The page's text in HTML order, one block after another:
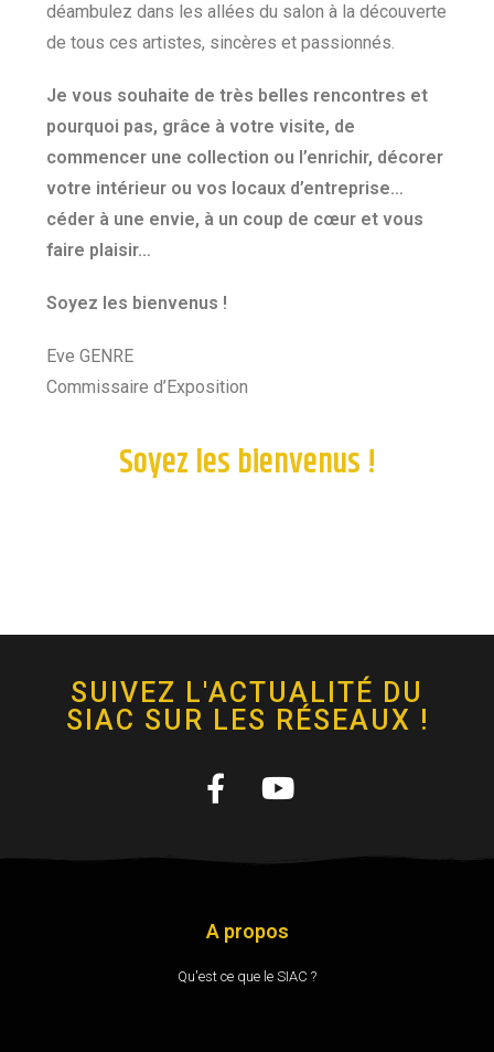
déambulez dans les allées du salon à la découverte
de tous ces artistes, sincères et passionnés.
Je vous souhaite de très belles rencontres et
pourquoi pas, grâce à votre visite, de
commencer une collection ou l’enrichir, décorer
votre intérieur ou vos locaux d’entreprise…
céder à une envie, à un coup de cœur et vous
faire plaisir…
Soyez les bienvenus !
Eve GENRE
Commissaire d’Exposition
Soyez les bienvenus !
SUIVEZ L'ACTUALITÉ DU
SIAC SUR LES RÉSEAUX !
A propos
Qu'est ce que le SIAC ?